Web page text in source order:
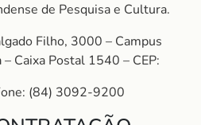
de Pesquisa e Cultura.
Filho, 3000 – Campus
Caixa Postal 1540 – CEP:
(84) 3092-9200